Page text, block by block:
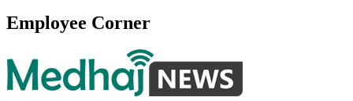
Employee Corner